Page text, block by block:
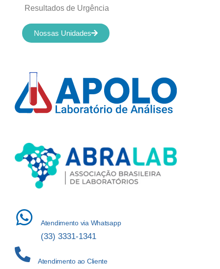
Atendimento via Whatsapp
(33) 3331-1341
Atendimento ao Cliente
Resultados de Urgência
Nossas Unidades